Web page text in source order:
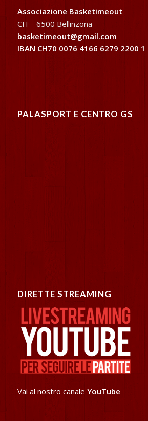
Associazione Basketimeout
CH – 6500 Bellinzona
basketimeout@gmail.com
IBAN CH70 0076 4166 6279 2200 1
PALASPORT E CENTRO GS
DIRETTE STREAMING
Vai al nostro canale YouTube